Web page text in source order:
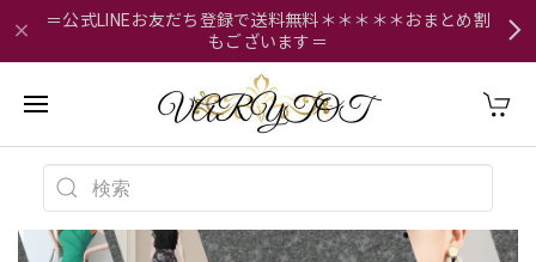
＝公式LINEお友だち登録で送料無料＊＊＊＊＊おまとめ割
もございます＝